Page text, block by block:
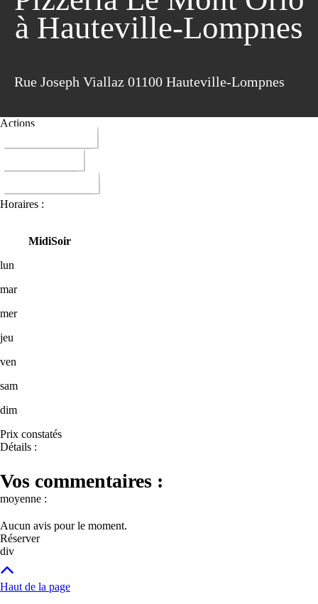
à Hauteville-Lompnes
Rue Joseph Viallaz 01100 Hauteville-Lompnes
Actions
Horaires :
MidiSoir
lun
mar
mer
jeu
ven
sam
dim
Prix constatés
Détails :
Vos commentaires :
moyenne :
Aucun avis pour le moment.
Réserver
div
Haut de la page